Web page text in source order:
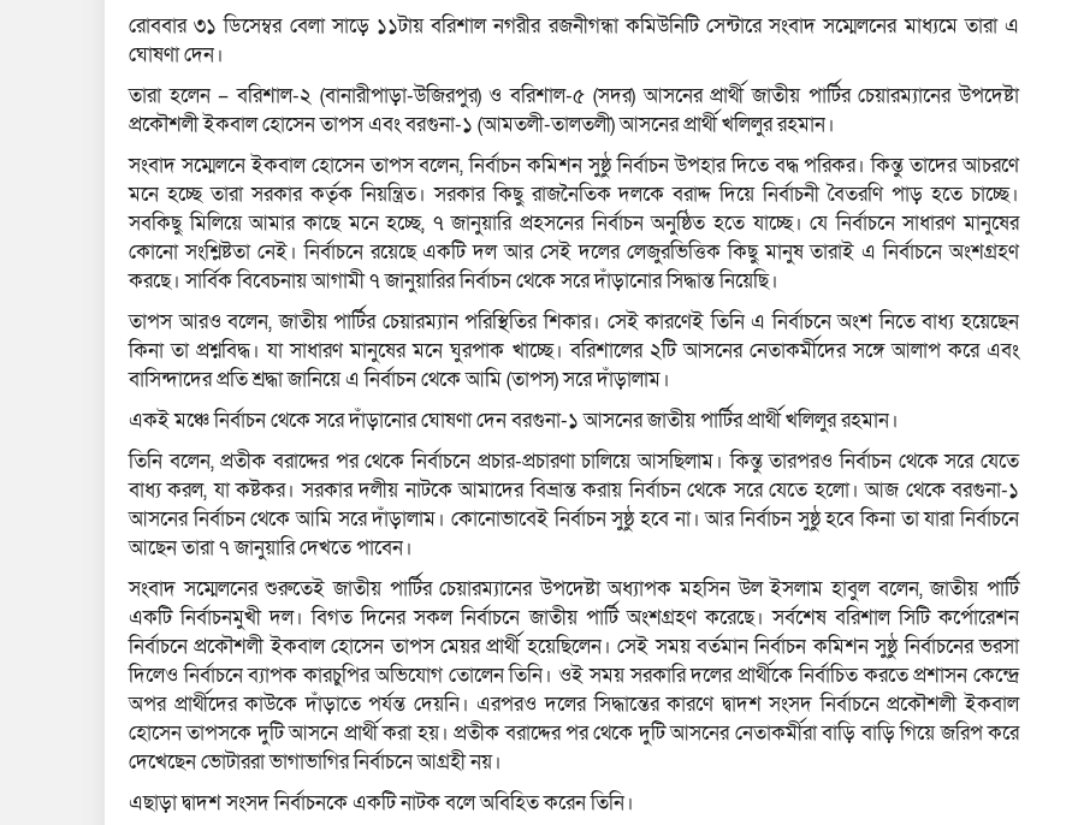
রোববার ৩১ ডিসেম্বর বেলা সাড়ে ১১টায় বরিশাল নগরীর রজনীগন্ধা কমিউনিটি সেন্টারে সংবাদ সম্মেলনের মাধ্যমে তারা এ
ঘোষণা দেন।
তারা হলেন – বরিশাল-২ (বানারীপাড়া-উজিরপুর) ও বরিশাল-৫ (সদর) আসনের প্রার্থী জাতীয় পার্টির চেয়ারম্যানের উপদেষ্টা
প্রকৌশলী ইকবাল হোসেন তাপস এবং বরগুনা-১ (আমতলী-তালতলী) আসনের প্রার্থী খলিলুর রহমান।
সংবাদ সম্মেলনে ইকবাল হোসেন তাপস বলেন, নির্বাচন কমিশন সুষ্ঠু নির্বাচন উপহার দিতে বদ্ধ পরিকর। কিন্তু তাদের আচরণে
মনে হচ্ছে তারা সরকার কর্তৃক নিয়ন্ত্রিত। সরকার কিছু রাজনৈতিক দলকে বরাদ্দ দিয়ে নির্বাচনী বৈতরণি পাড় হতে চাচ্ছে।
সবকিছু মিলিয়ে আমার কাছে মনে হচ্ছে, ৭ জানুয়ারি প্রহসনের নির্বাচন অনুষ্ঠিত হতে যাচ্ছে। যে নির্বাচনে সাধারণ মানুষের
কোনো সংশ্লিষ্টতা নেই। নির্বাচনে রয়েছে একটি দল আর সেই দলের লেজুরভিত্তিক কিছু মানুষ তারাই এ নির্বাচনে অংশগ্রহণ
করছে। সার্বিক বিবেচনায় আগামী ৭ জানুয়ারির নির্বাচন থেকে সরে দাঁড়ানোর সিদ্ধান্ত নিয়েছি।
তাপস আরও বলেন, জাতীয় পার্টির চেয়ারম্যান পরিস্থিতির শিকার। সেই কারণেই তিনি এ নির্বাচনে অংশ নিতে বাধ্য হয়েছেন
কিনা তা প্রশ্নবিদ্ধ। যা সাধারণ মানুষের মনে ঘুরপাক খাচ্ছে। বরিশালের ২টি আসনের নেতাকর্মীদের সঙ্গে আলাপ করে এবং
বাসিন্দাদের প্রতি শ্রদ্ধা জানিয়ে এ নির্বাচন থেকে আমি (তাপস) সরে দাঁড়ালাম।
একই মঞ্চে নির্বাচন থেকে সরে দাঁড়ানোর ঘোষণা দেন বরগুনা-১ আসনের জাতীয় পার্টির প্রার্থী খলিলুর রহমান।
তিনি বলেন, প্রতীক বরাদ্দের পর থেকে নির্বাচনে প্রচার-প্রচারণা চালিয়ে আসছিলাম। কিন্তু তারপরও নির্বাচন থেকে সরে যেতে
বাধ্য করল, যা কষ্টকর। সরকার দলীয় নাটকে আমাদের বিভ্রান্ত করায় নির্বাচন থেকে সরে যেতে হলো। আজ থেকে বরগুনা-১
আসনের নির্বাচন থেকে আমি সরে দাঁড়ালাম। কোনোভাবেই নির্বাচন সুষ্ঠু হবে না। আর নির্বাচন সুষ্ঠু হবে কিনা তা যারা নির্বাচনে
আছেন তারা ৭ জানুয়ারি দেখতে পাবেন।
সংবাদ সম্মেলনের শুরুতেই জাতীয় পার্টির চেয়ারম্যানের উপদেষ্টা অধ্যাপক মহসিন উল ইসলাম হাবুল বলেন, জাতীয় পার্টি
একটি নির্বাচনমুখী দল। বিগত দিনের সকল নির্বাচনে জাতীয় পার্টি অংশগ্রহণ করেছে। সর্বশেষ বরিশাল সিটি কর্পোরেশন
নির্বাচনে প্রকৌশলী ইকবাল হোসেন তাপস মেয়র প্রার্থী হয়েছিলেন। সেই সময় বর্তমান নির্বাচন কমিশন সুষ্ঠু নির্বাচনের ভরসা
দিলেও নির্বাচনে ব্যাপক কারচুপির অভিযোগ তোলেন তিনি। ওই সময় সরকারি দলের প্রার্থীকে নির্বাচিত করতে প্রশাসন কেন্দ্রে
অপর প্রার্থীদের কাউকে দাঁড়াতে পর্যন্ত দেয়নি। এরপরও দলের সিদ্ধান্তের কারণে দ্বাদশ সংসদ নির্বাচনে প্রকৌশলী ইকবাল
হোসেন তাপসকে দুটি আসনে প্রার্থী করা হয়। প্রতীক বরাদ্দের পর থেকে দুটি আসনের নেতাকর্মীরা বাড়ি বাড়ি গিয়ে জরিপ করে
দেখেছেন ভোটাররা ভাগাভাগির নির্বাচনে আগ্রহী নয়।
এছাড়া দ্বাদশ সংসদ নির্বাচনকে একটি নাটক বলে অবিহিত করেন তিনি।